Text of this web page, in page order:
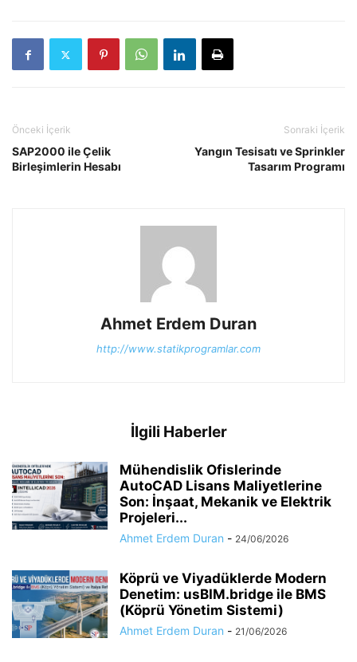
Önceki İçerik
SAP2000 ile Çelik
Birleşimlerin Hesabı
Sonraki İçerik
Yangın Tesisatı ve Sprinkler
Tasarım Programı
Ahmet Erdem Duran
http://www.statikprogramlar.com
İlgili Haberler
Mühendislik Ofislerinde
AutoCAD Lisans Maliyetlerine
Son: İnşaat, Mekanik ve Elektrik
Projeleri...
Ahmet Erdem Duran - 24/06/2026
Köprü ve Viyadüklerde Modern
Denetim: usBIM.bridge ile BMS
(Köprü Yönetim Sistemi)
Ahmet Erdem Duran - 21/06/2026